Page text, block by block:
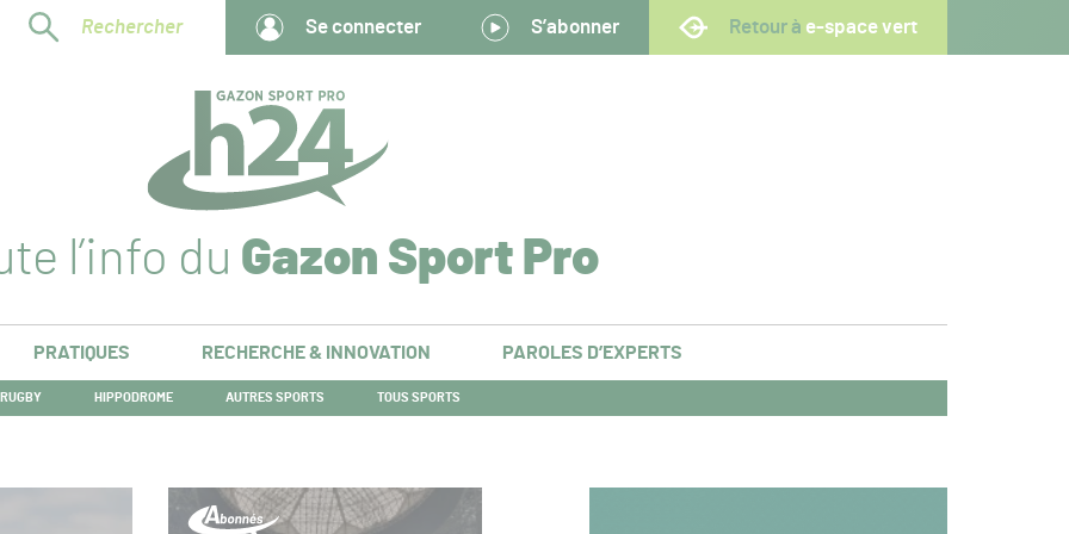
Rechercher Se connecter S’abonner Retour à e-space vert
l’info du Gazon Sport Pro
PRATIQUES RECHERCHE & INNOVATION PAROLES D’EXPERTS
RUGBY HIPPODROME AUTRES SPORTS TOUS SPORTS